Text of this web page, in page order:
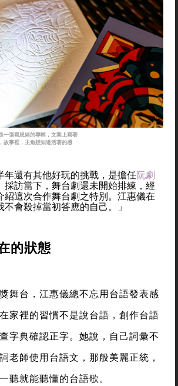
一張寫思緒的專輯，文案上寫著
故事裡，主角想知道活著的感
年還有其他好玩的挑戰，是擔任阮劇
採訪當下，舞台劇還未開始排練，經
紹這次合作舞台劇之特別。江惠儀在
會殺掉當初答應的自己。」
的狀態
舞台，江惠儀總不忘用台語發表感
家裡的習慣不是說台語，創作台語
字典確認正字。她說，自己詞彙不
老師使用台語文，那般美麗正統，
聽就能聽懂的台語歌。